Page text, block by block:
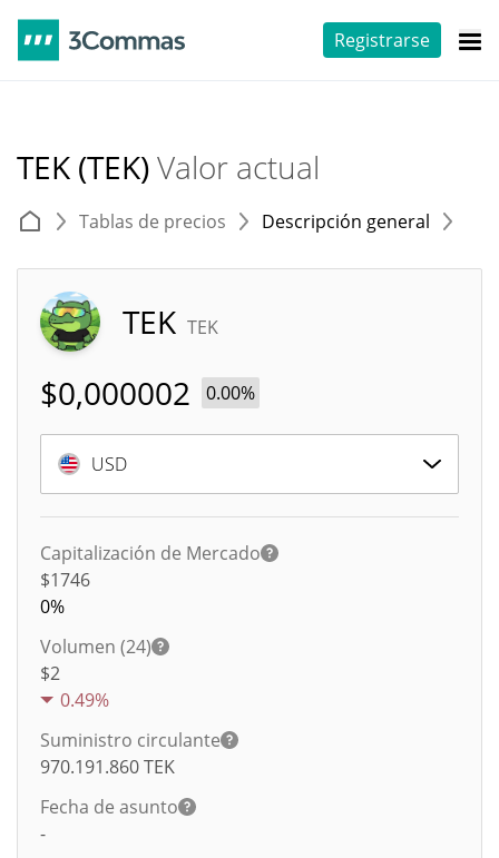
Registrarse
TEK (TEK)Valor actual
Tablas de precios Descripción general
TEK TEK
$0,000002 0.00%
USD
Capitalización de Mercado
$1746
0%
Volumen (24)
$2
0.49%
Suministro circulante
970.191.860TEK
Fecha de asunto
-